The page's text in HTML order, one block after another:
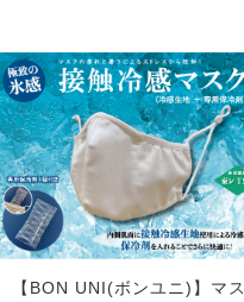
【BON UNI(ボンユニ)】マス